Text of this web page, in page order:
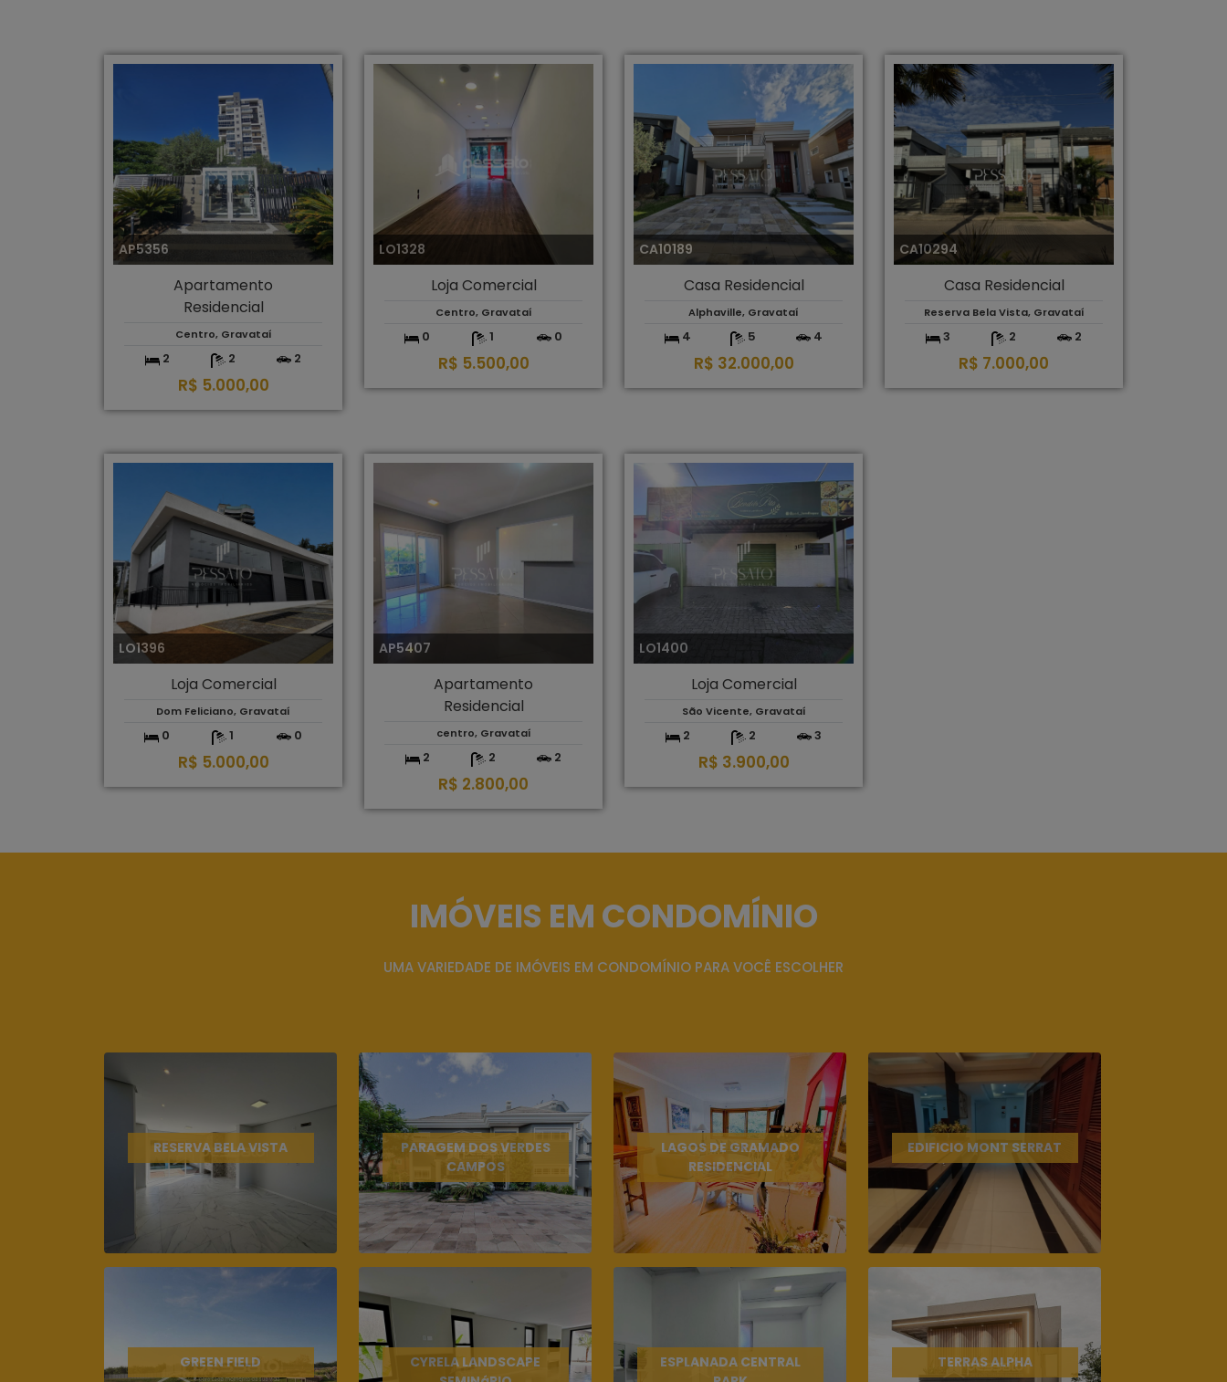
AP5356
Apartamento
Residencial
Centro, Gravataí
2 2 2
R$ 5.000,00
LO1328
Loja Comercial
Centro, Gravataí
0 1 0
R$ 5.500,00
CA10189
Casa Residencial
Alphaville, Gravataí
4 5 4
R$ 32.000,00
CA10294
Casa Residencial
Reserva Bela Vista, Gravataí
3 2 2
R$ 7.000,00
LO1396
Loja Comercial
Dom Feliciano, Gravataí
0 1 0
R$ 5.000,00
AP5407
Apartamento
Residencial
centro, Gravataí
2 2 2
R$ 2.800,00
LO1400
Loja Comercial
São Vicente, Gravataí
2 2 3
R$ 3.900,00
IMÓVEIS EM CONDOMÍNIO
UMA VARIEDADE DE IMÓVEIS EM CONDOMÍNIO PARA VOCÊ ESCOLHER
RESERVA BELA VISTA
PARAGEM DOS VERDES
CAMPOS
LAGOS DE GRAMADO
RESIDENCIAL
EDIFICIO MONT SERRAT
GREEN FIELD
CYRELA LANDSCAPE
ESPLANADA CENTRAL
TERRAS ALPHA